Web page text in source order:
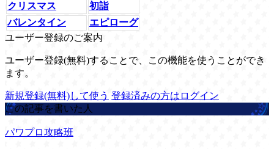
クリスマス
初詣
バレンタイン
エピローグ
ユーザー登録のご案内
ユーザー登録(無料)することで、この機能を使うことができ
ます。
新規登録(無料)して使う 登録済みの方はログイン
この記事を書いた人
パワプロ攻略班